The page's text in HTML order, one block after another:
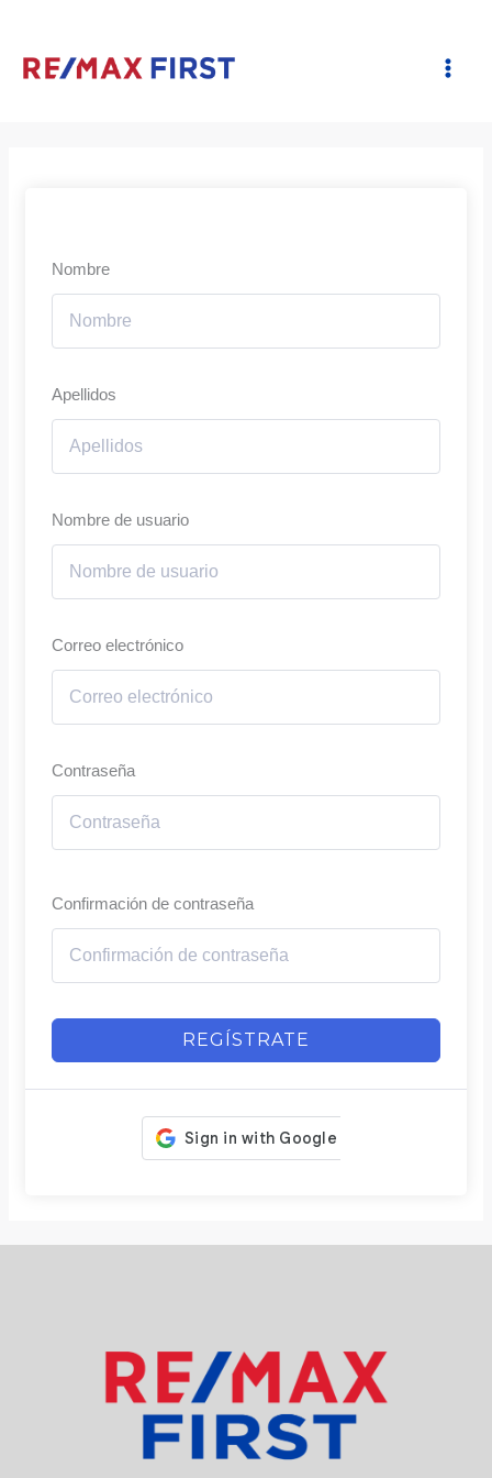
contenido
Nombre
Apellidos
Nombre de usuario
Correo electrónico
Contraseña
Confirmación de contraseña
REGÍSTRATE